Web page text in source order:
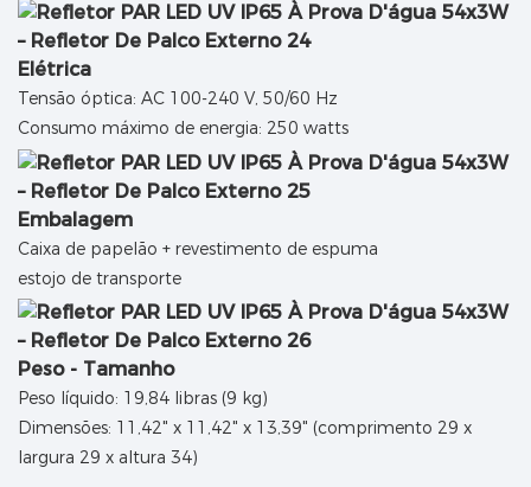
Elétrica
Tensão óptica: AC 100-240 V, 50/60 Hz
Consumo máximo de energia: 250 watts
Embalagem
Caixa de papelão + revestimento de espuma
estojo de transporte
Peso - Tamanho
Peso líquido: 19,84 libras (9 kg)
Dimensões: 11,42" x 11,42" x 13,39" (comprimento 29 x
largura 29 x altura 34)